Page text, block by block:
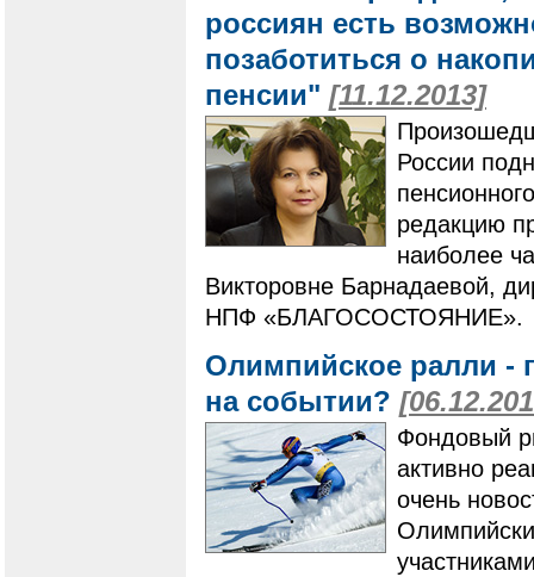
россиян есть
позаботиться о
пенсии" [11.12.2013]
России
редакцию
наиболее
Викторовне Барнадаевой,
НПФ «БЛАГОСОСТОЯНИЕ».
Олимпийское ралли -
на событии?
Фондовый
активно
очень